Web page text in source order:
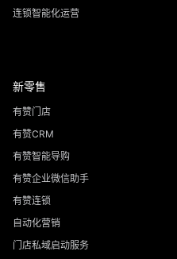
连锁智能化运营
新零售
有赞门店
有赞CRM
有赞智能导购
有赞企业微信助手
有赞连锁
自动化营销
门店私域启动服务